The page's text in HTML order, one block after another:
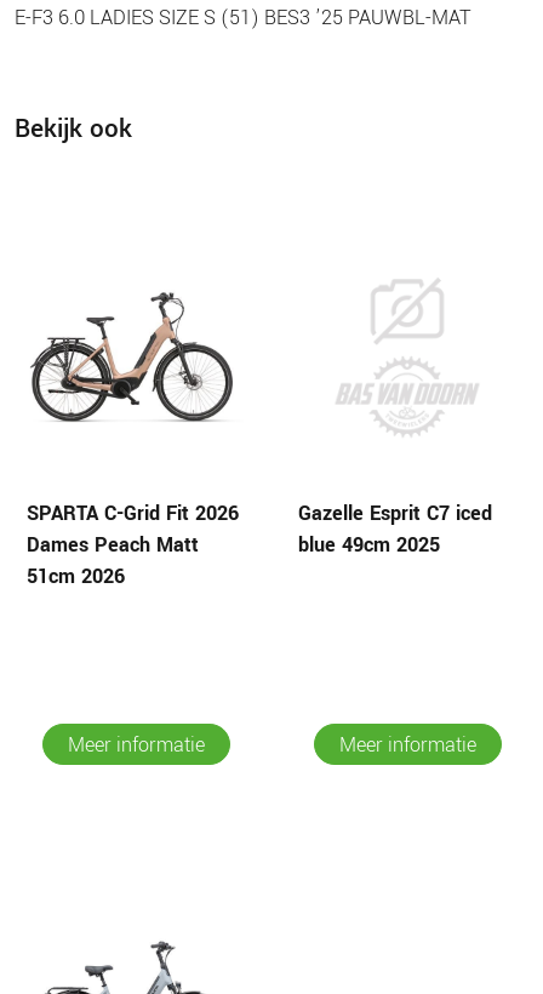
E-F3 6.0 LADIES SIZE S (51) BES3 ’25 PAUWBL-MAT
Bekijk ook
SPARTA C-Grid Fit 2026
Dames Peach Matt
51cm 2026
Meer informatie
Gazelle Esprit C7 iced
blue 49cm 2025
Meer informatie